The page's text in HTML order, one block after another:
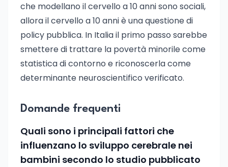
che modellano il cervello a 10 anni sono sociali,
allora il cervello a 10 anni è una questione di
policy pubblica. In Italia il primo passo sarebbe
smettere di trattare la povertà minorile come
statistica di contorno e riconoscerla come
determinante neuroscientifico verificato.
Domande frequenti
Quali sono i principali fattori che
influenzano lo sviluppo cerebrale nei
bambini secondo lo studio pubblicato